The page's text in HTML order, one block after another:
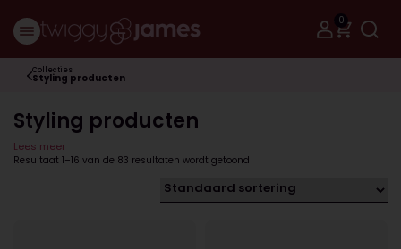
0
Collecties
Styling producten
Styling producten
Lees meer
Resultaat 1–16 van de 83 resultaten wordt getoond